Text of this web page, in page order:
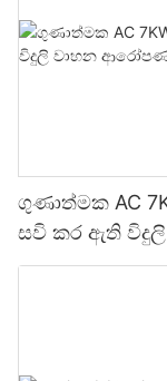
ගුණාත්මක AC
සවි කර ඇති
නිෂ්පාදකයා |